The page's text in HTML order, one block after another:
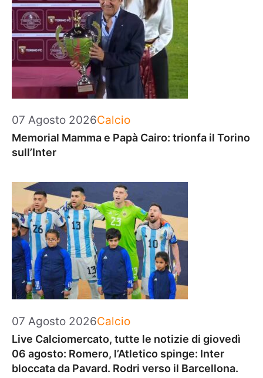
07 Agosto 2026Categorie
Calcio
Memorial Mamma e Papà Cairo: trionfa il Torino
sull’Inter
07 Agosto 2026Categorie
Calcio
Live Calciomercato, tutte le notizie di giovedì
06 agosto: Romero, l’Atletico spinge: Inter
bloccata da Pavard. Rodri verso il Barcellona.